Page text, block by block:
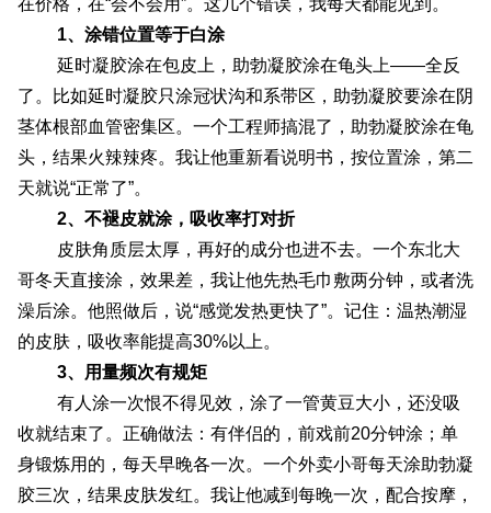
1、涂错位置等于白涂
延时凝胶涂在包皮上，助勃凝胶涂在龟头上——全反
了。比如延时凝胶只涂冠状沟和系带区，助勃凝胶要涂在阴
茎体根部血管密集区。一个工程师搞混了，助勃凝胶涂在龟
头，结果火辣辣疼。我让他重新看说明书，按位置涂，第二
天就说“正常了”。
2、不褪皮就涂，吸收率打对折
皮肤角质层太厚，再好的成分也进不去。一个东北大
哥冬天直接涂，效果差，我让他先热毛巾敷两分钟，或者洗
澡后涂。他照做后，说“感觉发热更快了”。记住：温热潮湿
的皮肤，吸收率能提高30%以上。
3、用量频次有规矩
有人涂一次恨不得见效，涂了一管黄豆大小，还没吸
收就结束了。正确做法：有伴侣的，前戏前20分钟涂；单
身锻炼用的，每天早晚各一次。一个外卖小哥每天涂助勃凝
胶三次，结果皮肤发红。我让他减到每晚一次，配合按摩，